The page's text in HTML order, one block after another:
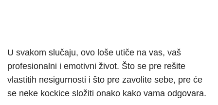
U svakom slučaju, ovo loše utiče na vas, vaš
profesionalni i emotivni život. Što se pre rešite
vlastitih nesigurnosti i što pre zavolite sebe, pre će
se neke kockice složiti onako kako vama odgovara.